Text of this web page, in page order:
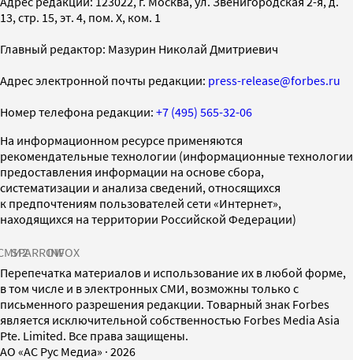
13, стр. 15, эт. 4, пом. X, ком. 1
Главный редактор: Мазурин Николай Дмитриевич
Адрес электронной почты редакции: press-release@forbes.ru
Номер телефона редакции: +7 (495) 565-32-06
На информационном ресурсе применяются
рекомендательные технологии (информационные технологии
предоставления информации на основе сбора,
систематизации и анализа сведений, относящихся
к предпочтениям пользователей сети «Интернет»,
находящихся на территории Российской Федерации)
SPARROWINFOX
Перепечатка материалов и использование их в любой форме,
в том числе и в электронных СМИ, возможны только с
письменного разрешения редакции. Товарный знак Forbes
является исключительной собственностью Forbes Media Asia
Pte. Limited. Все права защищены.
AO «АС Рус Медиа» · 2026